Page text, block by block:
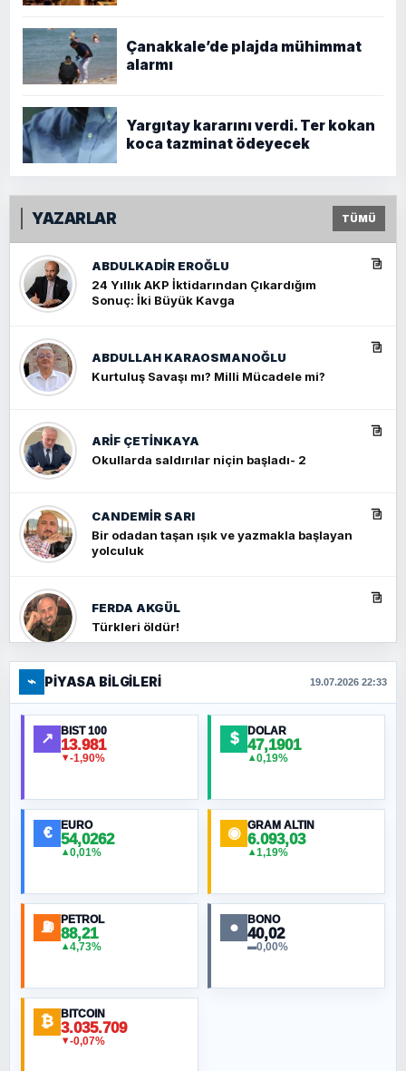
Çanakkale’de plajda mühimmat
alarmı
Yargıtay kararını verdi. Ter kokan
koca tazminat ödeyecek
YAZARLAR TÜMÜ
ABDULKADIR EROĞLU
24 Yıllık AKP İktidarından Çıkardığım
Sonuç: İki Büyük Kavga
ABDULLAH KARAOSMANOĞLU
Kurtuluş Savaşı mı? Milli Mücadele mi?
ARIF ÇETİNKAYA
Okullarda saldırılar niçin başladı- 2
CANDEMIR SARI
Bir odadan taşan ışık ve yazmakla başlayan
yolculuk
FERDA AKGÜL
Türkleri öldür!
FERHAT BÜYÜKKALKAN
Ankara Zirvesi: NATO Toplantısı mı, Yeni
Ortadoğu Haritasının Provası mı?
MURAT ÖZKAN
NURETTIN BÖLÜK
ORHAN KILIÇOĞLU
Fahişeye beyinli bir müstevli alçağına
⌁ PIYASA BILGILERI 19.07.2026 22:33
↗ BIST 100
13.981
▼-1,90%
$ DOLAR
47,1901
▲0,19%
€ EURO
54,0262
▲0,01%
◉ GRAM ALTIN
6.093,03
▲1,19%
⛽ PETROL
88,21
▲4,73%
● BONO
40,02
▬0,00%
₿ BITCOIN
3.035.709
▼-0,07%